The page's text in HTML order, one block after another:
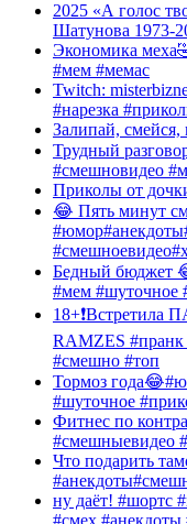
2025 «А голос
Шатунова 1973-
Экономика
#мем #мемас
Twitch:
#нарезка
Залипай,
Трудный
#смешновидео
Приколы от
😂 Пять минут
Бедный бюджет
#мем #шуточное
RAMZES
#смешно #топ
Тормоз
#шуточное
Фитнес по
#смешныевидео
Что подарить
ну даёт! #шортс